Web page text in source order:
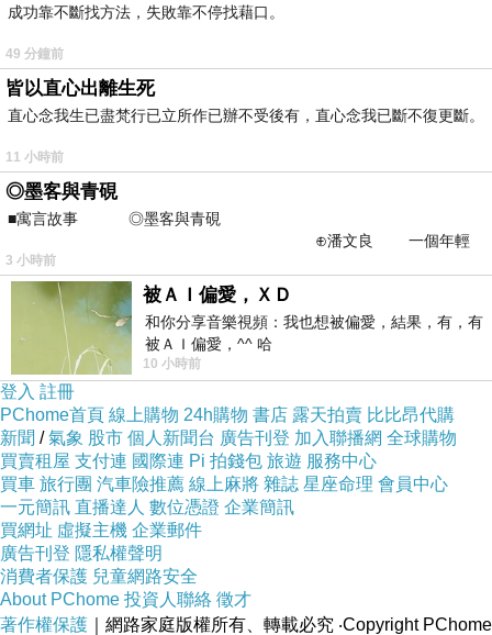
吃頓飯 妳問我興趣 我隨意回答
還說妳很多人追
而且 我就算想交女友 我也不會從工作相關裡找
無緣無故被罵人渣
害我早上 刷牙看著鏡中的自己
忍不住都笑出來 對著自己講
上一篇：開工日
下一篇：提早下班
成功靠不斷找方法，失敗靠不停找藉口。
49 分鐘前
皆以直心出離生死
直心念我生已盡梵行已立所作已辦不受後有，直心念我已斷不復更斷。
11 小時前
◎墨客與青硯
■寓言故事 ◎墨客與青硯
⊕潘文良 一個年輕
的墨客，在京城的古玩肆裡
3 小時前
被ＡＩ偏愛，ＸＤ
和你分享音樂視頻：我也想被偏愛，結果，有，有
被ＡＩ偏愛，^^ 哈
10 小時前
登入 註冊
PChome首頁 線上購物 24h購物 書店 露天拍賣 比比昂代購
新聞 /氣象 股市 個人新聞台 廣告刊登 加入聯播網 全球購物
買賣租屋 支付連 國際連 Pi 拍錢包 旅遊 服務中心
買車 旅行團 汽車險推薦 線上麻將 雜誌 星座命理 會員中心
一元簡訊 直播達人 數位憑證 企業簡訊
買網址 虛擬主機 企業郵件
廣告刊登 隱私權聲明
消費者保護 兒童網路安全
About PChome 投資人聯絡 徵才
著作權保護 ｜網路家庭版權所有、轉載必究 ‧Copyright PChome